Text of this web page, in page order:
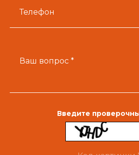
Телефон
Ваш вопрос *
Введите